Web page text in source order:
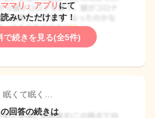
マリ」アプリ にて
みいただけます！
で続きを見る(全5件)
眠くて眠く…
回答の続きは